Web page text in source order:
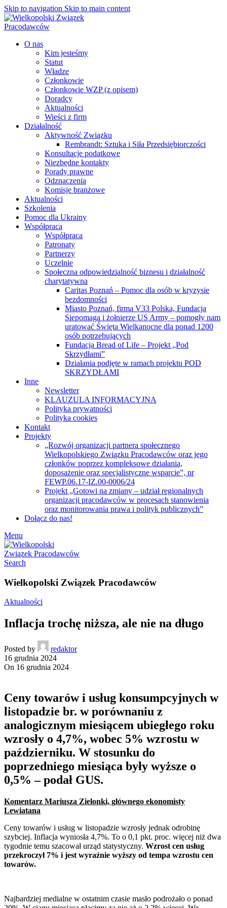
Skip to navigation Skip to main content
O nas
Kim jesteśmy
Statut
Władze
Członkowie
Członkowie WZP (z opisem)
Doradcy
Aktualności
Wieści z firm
Działalność
Aktywność Związku
Rembrandt: Sztuka i Siła Przedsiębiorczości
Konsultacje podatkowe
Niezbędne kontakty
Porady prawne
Odznaczenia
Komisje branżowe
Aktualności
Szkolenia
Pomoc dla Ukrainy
Współpraca
Współpraca
Patronaty
Partnerzy
Uczelnie
Społeczna odpowiedzialność biznesu i działalność
charytatywna
Caritas Poznań – Pomoc dla osób w kryzysie
bezdomności
Miasto Poznań, firma V33 Polska, Fundacja
Siepomaga i żołnierze US Army – pomogły nam
uratować Święta Wielkanocne dla ponad 1200
osób potrzebujących
Fundacja Bread of Life – Projekt „Pod
Skrzydłami”
Działania podjęte w ramach projektu POD
SKRZYDŁAMI
Inne
Newsletter
KLAUZULA INFORMACYJNA
Polityka prywatności
Polityka cookies
Kontakt
Projekty
„Rozwój organizacji partnera społecznego
Wielkopolskiego Związku Pracodawców oraz jego
członków poprzez kompleksowe działania,
doposażenie oraz specjalistyczne wsparcie”, nr
FEWP.06.17-IZ.00-0006/24
Projekt „Gotowi na zmiany – udział regionalnych
organizacji pracodawców w procesach stanowienia
oraz monitorowania prawa i polityk publicznych”
Dołącz do nas!
Menu
Search
Wielkopolski Związek Pracodawców
Aktualności
Inflacja trochę niższa, ale nie na długo
Posted by
redaktor
16 grudnia 2024
On 16 grudnia 2024
Ceny towarów i usług konsumpcyjnych w
listopadzie br. w porównaniu z
analogicznym miesiącem ubiegłego roku
wzrosły o 4,7%, wobec 5% wzrostu w
październiku. W stosunku do
poprzedniego miesiąca były wyższe o
0,5% – podał GUS.
Komentarz Mariusza Zielonki, głównego ekonomisty
Lewiatana
Ceny towarów i usług w listopadzie wzrosły jednak odrobinę
szybciej. Inflacja wyniosła 4,7%. To o 0,1 pkt. proc. więcej niż dwa
tygodnie temu szacował urząd statystyczny. Wzrost cen usług
przekroczył 7% i jest wyraźnie wyższy od tempa wzrostu cen
towarów.
Najbardziej medialne w ostatnim czasie masło podrożało o ponad